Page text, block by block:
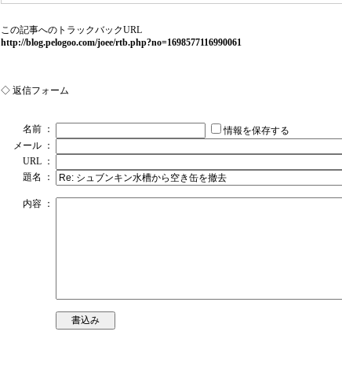
この記事へのトラックバックURL
http://blog.pelogoo.com/joee/rtb.php?no=1698577116990061
◇ 返信フォーム
名前 ：
情報を保存する
メール ：
URL ：
題名 ：
内容 ：